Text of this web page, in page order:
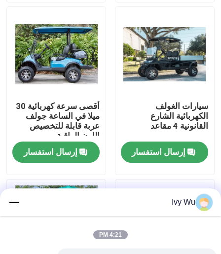
معلومات عنا
جولة في المعمل
اتصل بنا
أخبار
مرايا جانبية لعربة الجولف
أغطية عجلات عربة الجولف
سيارات الغولف
الكهربائية الشارع
القانونية 4 مقاعد
إرسال استفسار
أقصى سرعة كهربائية 30
ميلا في الساعة جولف
عربة قابلة للتخصيص
اللون الراقية
إرسال استفسار
Ivy Wu
4:21 PM